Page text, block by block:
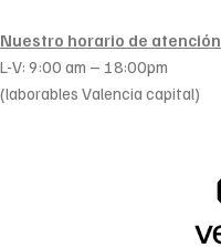
Nuestro horario de atención
L-V: 9:00 am – 18:00pm
(laborables Valencia capital)